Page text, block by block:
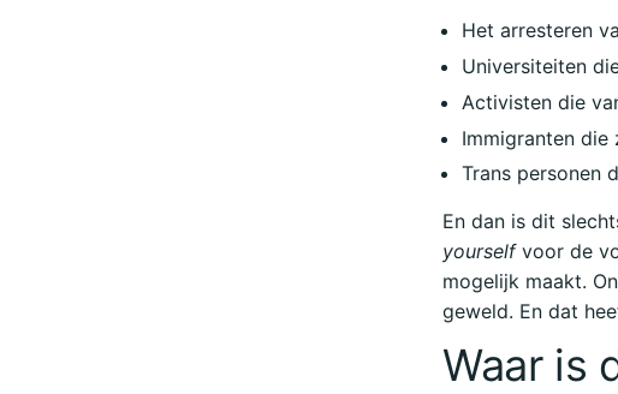
Het arresteren
Universiteiten
Activisten die
Immigranten
Trans personen
En dan is dit
yourselfvoor de
mogelijk maakt.
geweld. En dat
Waar is